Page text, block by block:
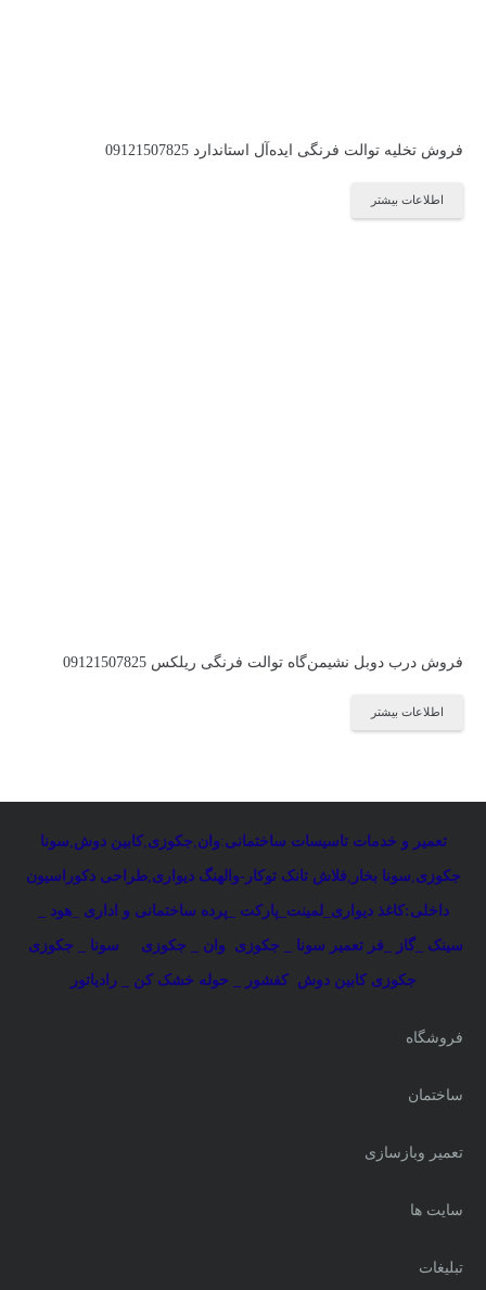
فروش تخلیه توالت فرنگی ایده‌آل استاندارد 09121507825
اطلاعات بیشتر
فروش درب دوبل نشیمن‌گاه توالت فرنگی ریلکس 09121507825
اطلاعات بیشتر
تعمیر و خدمات تاسیسات ساختمانی:وان جکوزی ,کابین دوش سونا
جکوزی سونا بخار فلاش تانک توکار-والهنگ دیواری ,طراحی دکوراسیون
داخلی:کاغذ دیواری_لمینت_پارکت _پرده ساختمانی و اداری _هود _
سینک _گاز _فر تعمیر سونا _ جکوزی وان _ جکوزی سونا _ جکوزی
جکوزی کابین دوش کفشور _ حوله خشک کن _ رادیاتور
فروشگاه
ساختمان
تعمیر وبازسازی
سایت ها
تبلیغات